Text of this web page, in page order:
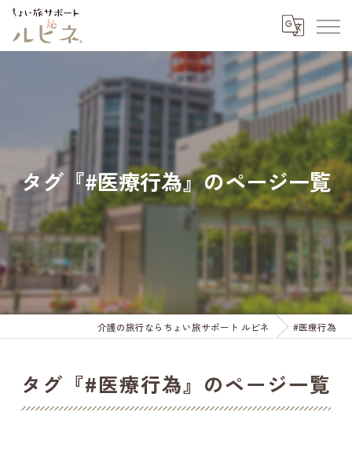
タグ『#医療行為』のページ一覧
介護の旅行ならちょい旅サポート ルピネ #医療行為
タグ『#医療行為』のページ一覧